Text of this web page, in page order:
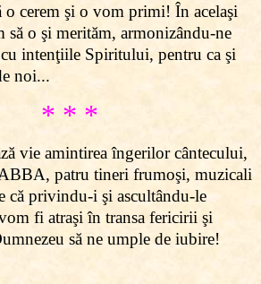
cerem şi o vom primi! În acelaşi
să o şi merităm, armonizându-ne
intenţiile Spiritului, pentru ca şi
noi...
* * *
vie amintirea îngerilor cântecului,
patru tineri frumoşi, muzicali
că privindu-i şi ascultându-le
fi atraşi în transa fericirii şi
să ne umple de iubire!